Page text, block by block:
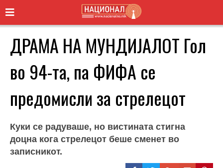
ДРАМА НА МУНДИЈАЛОТ Гол
во 94-та, па ФИФА се
предомисли за стрелецот
Куки се радуваше, но вистината стигна
доцна кога стрелецот беше сменет во
записникот.